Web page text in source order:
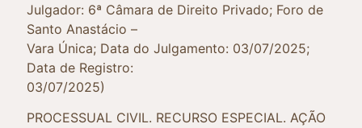
Julgador: 6ª Câmara de Direito Privado; Foro de
Santo Anastácio –
Vara Única; Data do Julgamento: 03/07/2025;
Data de Registro:
03/07/2025)
PROCESSUAL CIVIL. RECURSO ESPECIAL. AÇÃO